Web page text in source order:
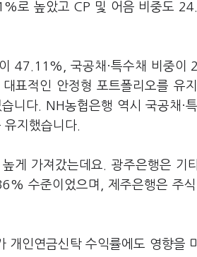
로 높았고 CP 및 어음 비중도
47.11%, 국공채·특수채 비중
표적인 안정형 포트폴리오를 유
니다. NH농협은행 역시 국공채·
지했습니다.
게 가져갔는데요. 광주은행은
수준이었으며, 제주은행은 주
개인연금신탁 수익률에도 영향을